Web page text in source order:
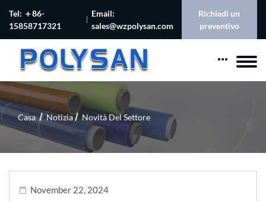
Tel: ＋86-
15858717321
Email:
sales@wzpolysan.com
Richiedi un
preventivo
Casa Notizia Novità Del Settore
November 22, 2024